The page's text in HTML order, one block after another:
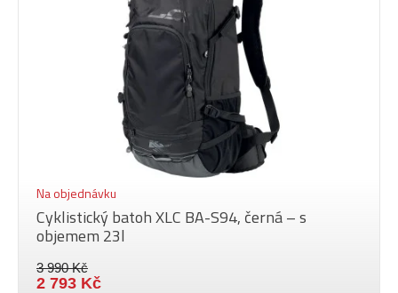
Na objednávku
Cyklistický batoh XLC BA-S94, černá – s
objemem 23l
3 990 Kč
2 793 Kč